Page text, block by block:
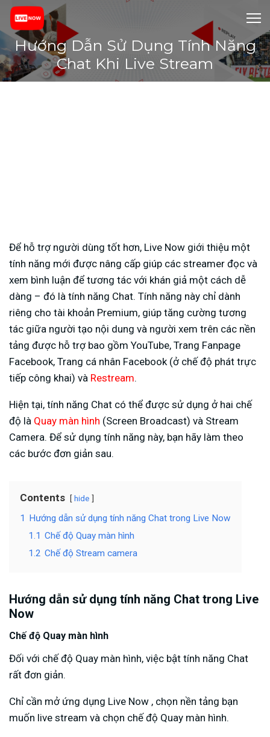
Hướng Dẫn Sử Dụng Tính Năng
Chat Khi Live Stream
Để hỗ trợ người dùng tốt hơn, Live Now giới thiệu một
tính năng mới được nâng cấp giúp các streamer đọc và
xem bình luận để tương tác với khán giả một cách dễ
dàng – đó là tính năng Chat. Tính năng này chỉ dành
riêng cho tài khoản Premium, giúp tăng cường tương
tác giữa người tạo nội dung và người xem trên các nền
tảng được hỗ trợ bao gồm YouTube, Trang Fanpage
Facebook, Trang cá nhân Facebook (ở chế độ phát trực
tiếp công khai) và Restream.
Hiện tại, tính năng Chat có thể được sử dụng ở hai chế
độ là Quay màn hình (Screen Broadcast) và Stream
Camera. Để sử dụng tính năng này, bạn hãy làm theo
các bước đơn giản sau.
Contents hide
1 Hướng dẫn sử dụng tính năng Chat trong Live Now
1.1 Chế độ Quay màn hình
1.2 Chế độ Stream camera
Hướng dẫn sử dụng tính năng Chat trong Live
Now
Chế độ Quay màn hình
Đối với chế độ Quay màn hình, việc bật tính năng Chat
rất đơn giản.
Chỉ cần mở ứng dụng Live Now , chọn nền tảng bạn
muốn live stream và chọn chế độ Quay màn hình.